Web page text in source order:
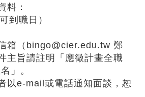
料：
到職日）
箱（bingo@cier.edu.tw 鄭
主旨請註明「應徵計畫全職
」。
以e-mail或電話通知面談，恕